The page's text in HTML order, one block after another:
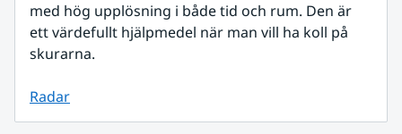
med hög upplösning i både tid och rum. Den är
ett värdefullt hjälpmedel när man vill ha koll på
skurarna.
Radar